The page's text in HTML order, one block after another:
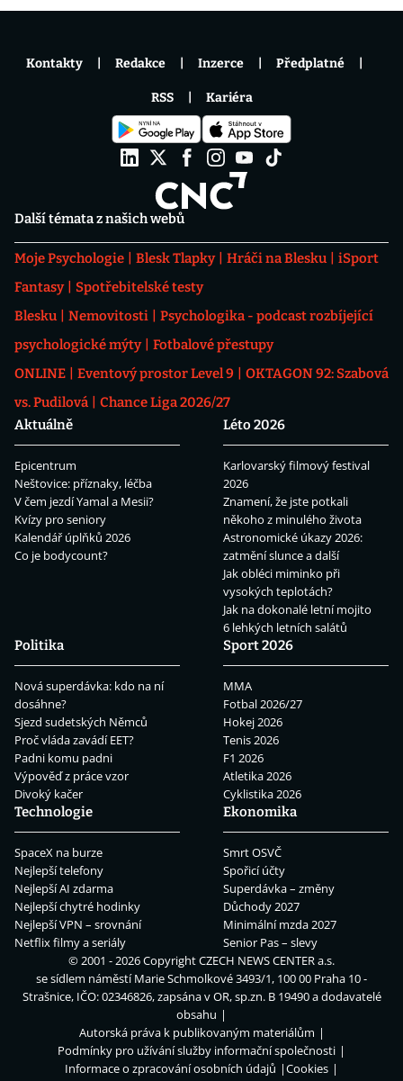
Další témata z našich webů
Moje Psychologie Blesk Tlapky Hráči na Blesku
iSport
Fantasy
Spotřebitelské testy
Blesku
Nemovitosti
Psychologika - podcast rozbíjející
psychologické mýty
Fotbalové přestupy
ONLINE
Eventový prostor Level 9
OKTAGON 92: Szabová
vs. Pudilová
Chance Liga 2026/27
Aktuálně
Epicentrum
Neštovice: příznaky, léčba
V čem jezdí Yamal a Mesii?
Kvízy pro seniory
Kalendář úplňků 2026
Co je bodycount?
Léto 2026
Karlovarský filmový festival
2026
Znamení, že jste potkali
někoho z minulého života
Astronomické úkazy 2026:
zatmění slunce a další
Jak obléci miminko při
vysokých teplotách?
Jak na dokonalé letní mojito
6 lehkých letních salátů
Politika
Nová superdávka: kdo na ní
dosáhne?
Sjezd sudetských Němců
Proč vláda zavádí EET?
Padni komu padni
Výpověď z práce vzor
Divoký kačer
Sport 2026
MMA
Fotbal 2026/27
Hokej 2026
Tenis 2026
F1 2026
Atletika 2026
Cyklistika 2026
Technologie
SpaceX na burze
Nejlepší telefony
Nejlepší AI zdarma
Nejlepší chytré hodinky
Nejlepší VPN – srovnání
Netflix filmy a seriály
Ekonomika
Smrt OSVČ
Spořicí účty
Superdávka – změny
Důchody 2027
Minimální mzda 2027
Senior Pas – slevy
Kontakty Redakce Inzerce Předplatné
RSS Kariéra
© 2001 - 2026 CopyrightCZECH NEWS CENTER a.s.
se sídlem náměstí Marie Schmolkové 3493/1, 100 00 Praha 10 -
Strašnice, IČO: 02346826, zapsána v OR, sp.zn. B 19490 a dodavatelé
obsahu
Autorská práva k publikovaným materiálům
Podmínky pro užívání služby informační společnosti
Informace o zpracování osobních údajů
Cookies